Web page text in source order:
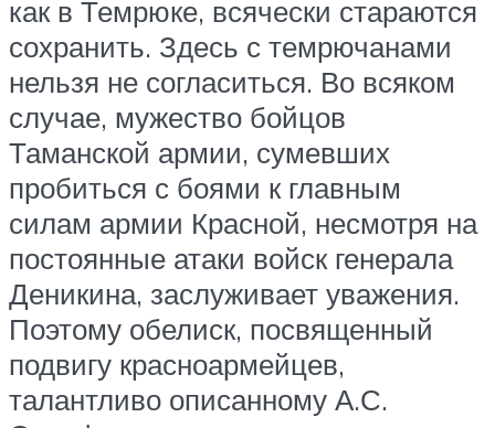
как в Темрюке, всячески стараются
сохранить. Здесь с темрючанами
нельзя не согласиться. Во всяком
случае, мужество бойцов
Таманской армии, сумевших
пробиться с боями к главным
силам армии Красной, несмотря на
постоянные атаки войск генерала
Деникина, заслуживает уважения.
Поэтому обелиск, посвященный
подвигу красноармейцев,
талантливо описанному А.С.